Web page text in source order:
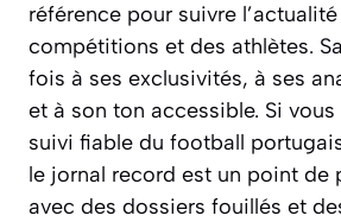
référence pour suivre
compétitions et des athlètes.
fois à ses exclusivités, à ses
et à son ton accessible. Si vous
suivi fiable du football
le jornal record est un point de
avec des dossiers fouillés et